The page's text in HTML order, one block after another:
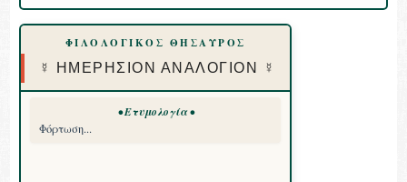
ΦΙΛΟΛΟΓΙΚΟΣ ΘΗΣΑΥΡΟΣ
☿ ΗΜΕΡΗΣΙΟΝ ΑΝΑΛΟΓΙΟΝ ☿
• Ετυμολογία •
Φόρτωση...